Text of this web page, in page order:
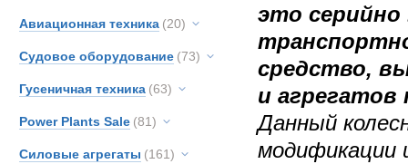
Авиационная техника (20)
Судовое оборудование (73)
Гусеничная техника (63)
Power Plants Sale (81)
Силовые агрегаты (161)
это серийно
средство,
и агрегатов
Данный